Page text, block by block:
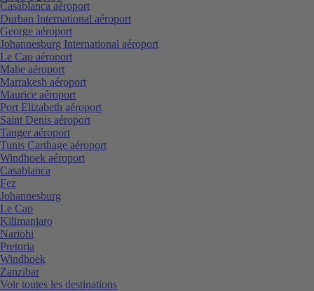
Casablanca aéroport
Durban International aéroport
George aéroport
Johannesburg International aéroport
Le Cap aéroport
Mahe aéroport
Marrakesh aéroport
Maurice aéroport
Port Elizabeth aéroport
Saint Denis aéroport
Tanger aéroport
Tunis Carthage aéroport
Windhoek aéroport
Casablanca
Fez
Johannesburg
Le Cap
Kilimanjaro
Nariobi
Pretoria
Windhoek
Zanzibar
Voir toutes les destinations